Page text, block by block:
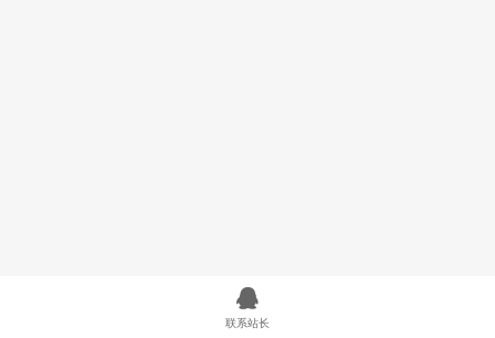
联系站长